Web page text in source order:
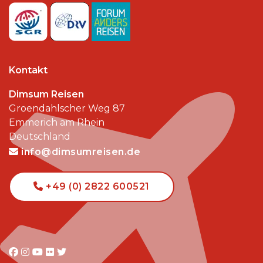
Kontakt
Dimsum Reisen
Groendahlscher Weg 87
Emmerich am Rhein
Deutschland
info@dimsumreisen.de
+49 (0) 2822 600521